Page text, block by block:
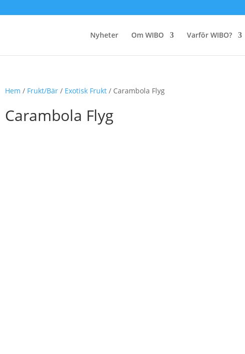
Nyheter Om WIBO Varför WIBO?
Hem / Frukt/Bär/ Exotisk Frukt/ Carambola Flyg
Carambola Flyg